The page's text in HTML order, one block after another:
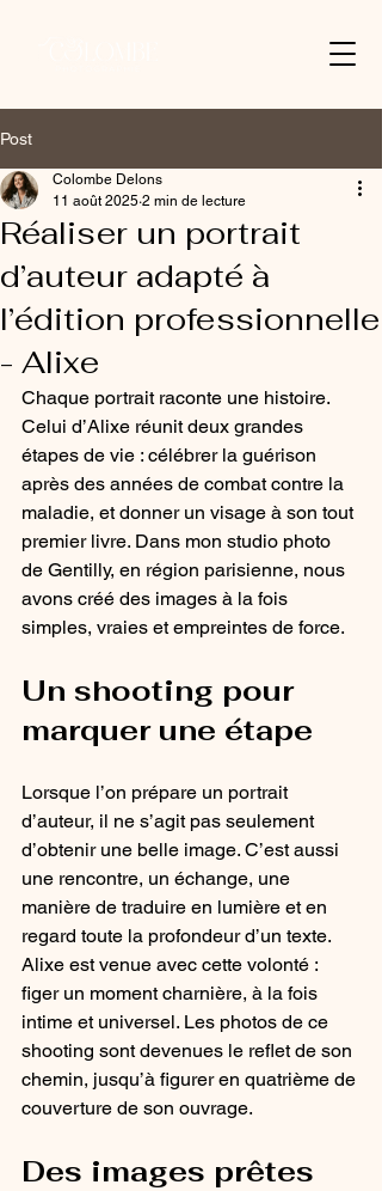
Post
Réaliser un portrait
d’auteur adapté à
l’édition professionnelle
- Alixe
Colombe Delons
11 août 2025 2 min de lecture
Chaque portrait raconte une histoire.
Celui d’Alixe réunit deux grandes
étapes de vie : célébrer la guérison
après des années de combat contre la
maladie, et donner un visage à son tout
premier livre. Dans mon studio photo
de Gentilly, en région parisienne, nous
avons créé des images à la fois
simples, vraies et empreintes de force.
Un shooting pour
marquer une étape
Lorsque l’on prépare un portrait
d’auteur, il ne s’agit pas seulement
d’obtenir une belle image. C’est aussi
une rencontre, un échange, une
manière de traduire en lumière et en
regard toute la profondeur d’un texte.
Alixe est venue avec cette volonté :
figer un moment charnière, à la fois
intime et universel. Les photos de ce
shooting sont devenues le reflet de son
chemin, jusqu’à figurer en quatrième de
couverture de son ouvrage.
Des images prêtes